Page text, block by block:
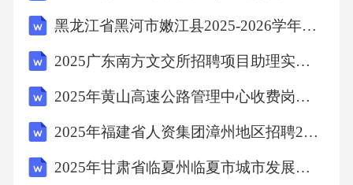
黑龙江省黑河市嫩江县2025-2026学年三下数学期末调研模拟试题（含解析）
2025广东南方文交所招聘项目助理实习生2人笔试历年典型考点题库附带答案详解
2025年黄山高速公路管理中心收费岗见习人员招聘10人笔试历年典型考点题库附带答案详解
2025年福建省人资集团漳州地区招聘2人笔试历年备考题库附带答案详解
2025年甘肃省临夏州临夏市城市发展投资集团招聘15人笔试历年常考点试题专练附带答案详解